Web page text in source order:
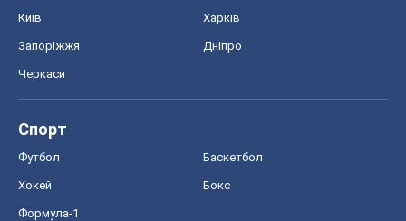
Київ Харків
Запоріжжя Дніпро
Черкаси
Спорт
Футбол Баскетбол
Хокей Бокс
Формула-1